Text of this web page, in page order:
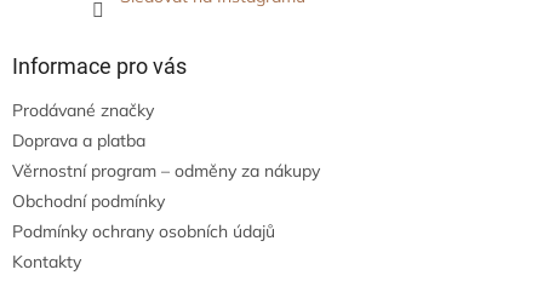
Informace pro vás
Prodávané značky
Doprava a platba
Věrnostní program – odměny za nákupy
Obchodní podmínky
Podmínky ochrany osobních údajů
Kontakty